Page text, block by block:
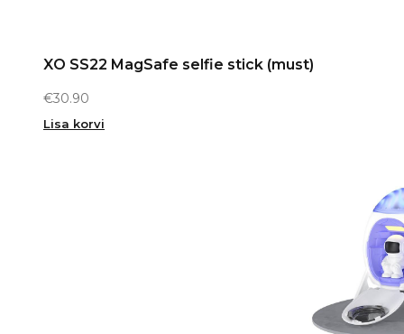
XO SS22 MagSafe selfie stick (must)
€30.90
Lisa korvi